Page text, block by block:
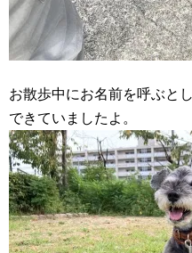
お散歩中にお名前を呼ぶと
できていましたよ。